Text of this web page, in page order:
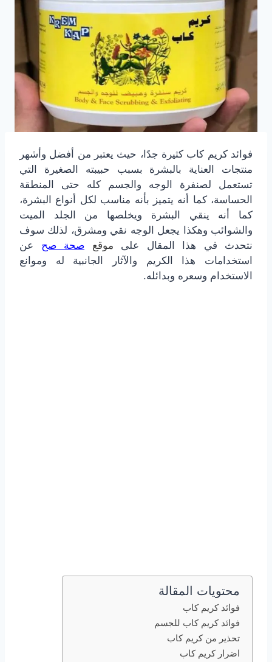
فوائد كريم كاب كثيرة جدًا، حيث يعتبر من أفضل وأشهر
منتجات العناية بالبشرة بسبب حبيبته الصغيرة التي
تستعمل لصنفرة الوجه والجسم كله حتى المنطقة
الحساسة، كما أنه يتميز بأنه مناسب لكل أنواع البشرة،
كما أنه ينقي البشرة ويخلصها من الجلد الميت
والشوائب وهكذا يجعل الوجه نقي ومشرق، لذلك سوف
نتحدث في هذا المقال على موقع صحة صح عن
استخدامات هذا الكريم والآثار الجانبية له وموانع
الاستخدام وسعره وبدائله.
محتويات المقالة
فوائد كريم كاب
فوائد كريم كاب للجسم
تحذير من كريم كاب
اضرار كريم كاب